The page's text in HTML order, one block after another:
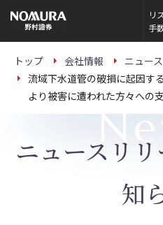
の
ー
リ
手
トップ 会社情報
ニュー
流域下水道管の破損に起因す
より被害に遭われた方々への
ニュースリ
知